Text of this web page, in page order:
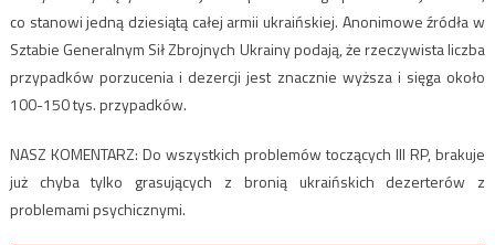
co stanowi jedną dziesiątą całej armii ukraińskiej. Anonimowe źródła w
Sztabie Generalnym Sił Zbrojnych Ukrainy podają, że rzeczywista liczba
przypadków porzucenia i dezercji jest znacznie wyższa i sięga około
100-150 tys. przypadków.
NASZ KOMENTARZ: Do wszystkich problemów toczących III RP, brakuje
już chyba tylko grasujących z bronią ukraińskich dezerterów z
problemami psychicznymi.